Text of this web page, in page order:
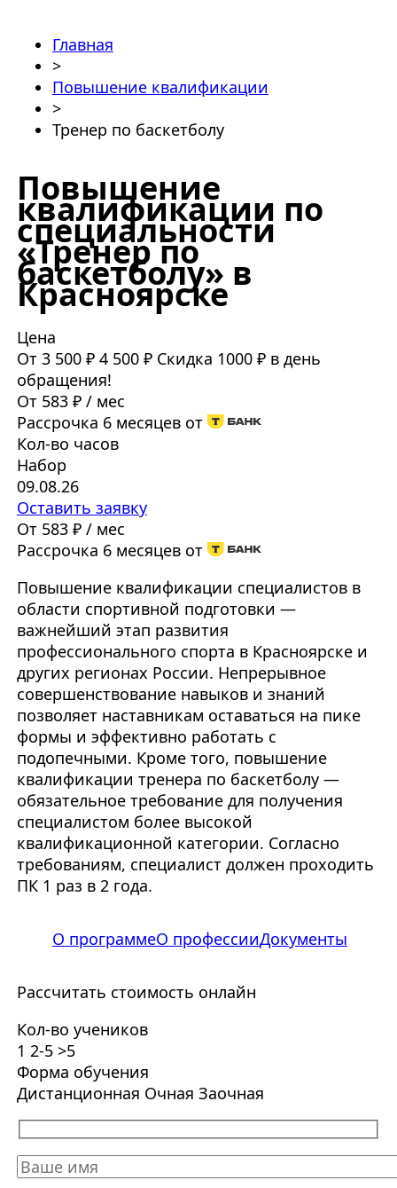
Главная
>
Повышение квалификации
>
Тренер по баскетболу
Повышение
квалификации по
специальности
«Тренер по
баскетболу» в
Красноярске
Цена
От 3 500 ₽ 4 500 ₽ Скидка 1000 ₽ в день
обращения!
От 583 ₽ / мес
Рассрочка 6 месяцев от
Кол-во часов
Набор
09.08.26
Оставить заявку
От 583 ₽ / мес
Рассрочка 6 месяцев от
Повышение квалификации специалистов в
области спортивной подготовки —
важнейший этап развития
профессионального спорта в Красноярске и
других регионах России. Непрерывное
совершенствование навыков и знаний
позволяет наставникам оставаться на пике
формы и эффективно работать с
подопечными. Кроме того, повышение
квалификации тренера по баскетболу —
обязательное требование для получения
специалистом более высокой
квалификационной категории. Согласно
требованиям, специалист должен проходить
ПК 1 раз в 2 года.
О программеО профессииДокументы
Рассчитать стоимость онлайн
Кол-во учеников
1 2-5 >5
Форма обучения
Дистанционная Очная Заочная